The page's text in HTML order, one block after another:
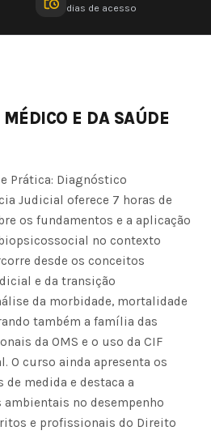
dias de acesso
E DA SAÚDE
Prática: Diagnóstico
Judicial oferece 7 horas de
os fundamentos e a aplicação
no contexto
desde os conceitos
e da transição
da morbidade, mortalidade
também a família das
da OMS e o uso da CIF
O curso ainda apresenta os
medida e destaca a
no desempenho
e profissionais do Direito